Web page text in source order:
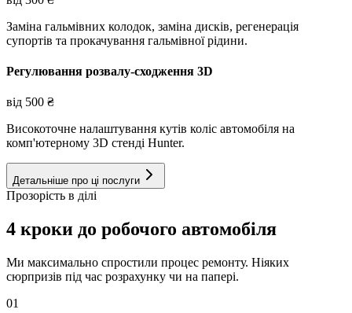
Заміна гальмівних колодок, заміна дисків, регенерація
супортів та прокачування гальмівної рідини.
Регулювання розвалу-сходження 3D
від 500 ₴
Високоточне налаштування кутів коліс автомобіля на
комп'ютерному 3D стенді Hunter.
Детальніше про ці послуги
Прозорість в ділі
4 кроки до робочого автомобіля
Ми максимально спростили процес ремонту. Ніяких
сюрпризів під час розрахунку чи на папері.
01